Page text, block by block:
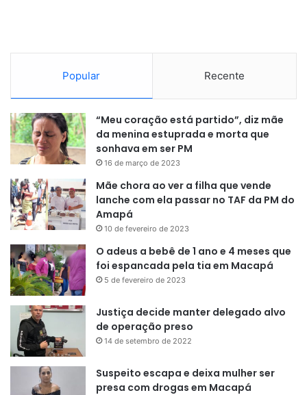
Popular Recente
“Meu coração está partido”, diz mãe
da menina estuprada e morta que
sonhava em ser PM
16 de março de 2023
Mãe chora ao ver a filha que vende
lanche com ela passar no TAF da PM do
Amapá
10 de fevereiro de 2023
O adeus a bebê de 1 ano e 4 meses que
foi espancada pela tia em Macapá
5 de fevereiro de 2023
Justiça decide manter delegado alvo
de operação preso
14 de setembro de 2022
Suspeito escapa e deixa mulher ser
presa com drogas em Macapá